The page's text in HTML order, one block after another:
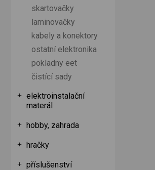
skartovačky
laminovačky
kabely a konektory
ostatní elektronika
pokladny eet
čistící sady
elektroinstalační
materál
hobby, zahrada
hračky
příslušenství